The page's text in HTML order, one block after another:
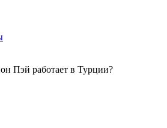
Пэй работает в Турции?